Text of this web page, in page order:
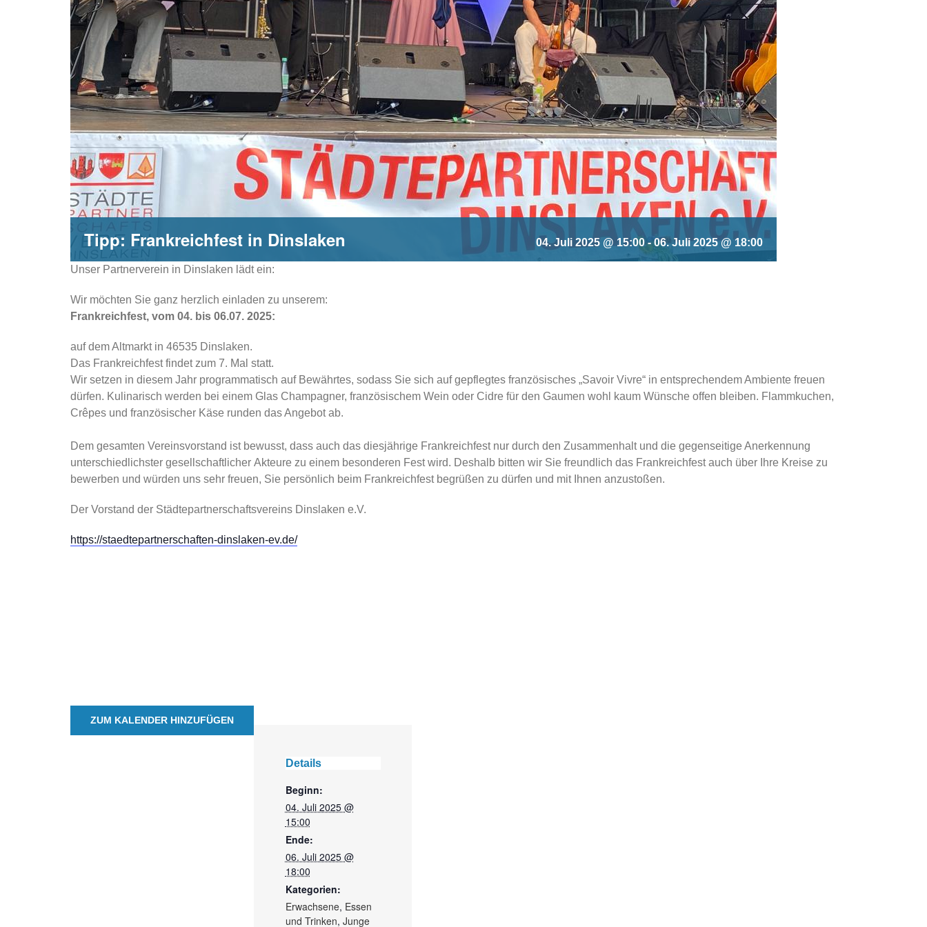
Tipp: Frankreichfest in Dinslaken 04. Juli 2025 @ 15:00- 06. Juli 2025 @ 18:00
Unser Partnerverein in Dinslaken lädt ein:
Wir möchten Sie ganz herzlich einladen zu unserem:
Frankreichfest, vom 04. bis 06.07. 2025:
auf dem Altmarktin 46535 Dinslaken.
Das Frankreichfest findet zum 7. Mal statt.
Wir setzen in diesem Jahr programmatisch auf Bewährtes, sodass Sie sich auf gepflegtes französisches „Savoir Vivre“ in entsprechendem Ambiente freuen
dürfen. Kulinarisch werden bei einem Glas Champagner, französischem Wein oder Cidre für den Gaumen wohl kaum Wünsche offen bleiben. Flammkuchen,
Crêpes und französischer Käse runden das Angebot ab.
Dem gesamten Vereinsvorstand ist bewusst, dass auch das diesjährige Frankreichfest nur durch den Zusammenhalt und die gegenseitige Anerkennung
unterschiedlichster gesellschaftlicher Akteure zu einem besonderen Fest wird. Deshalb bitten wir Sie freundlich das Frankreichfest auch über Ihre Kreise zu
bewerben und würden uns sehr freuen, Sie persönlich beim Frankreichfest begrüßen zu dürfen und mit Ihnen anzustoßen.
Der Vorstand der Städtepartnerschaftsvereins Dinslaken e.V.
https://staedtepartnerschaften-dinslaken-ev.de/
ZUM KALENDER HINZUFÜGEN
Details
Beginn:
04. Juli 2025 @
15:00
Ende:
06. Juli 2025 @
18:00
Kategorien:
Erwachsene, Essen
und Trinken, Junge